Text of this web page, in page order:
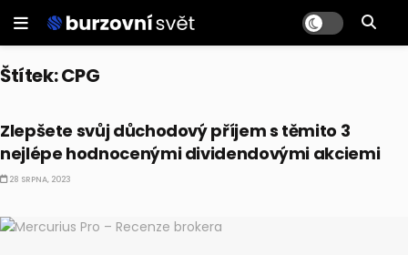
Štítek:CPG
Zlepšete svůj důchodový příjem s těmito 3
nejlépe hodnocenými dividendovými akciemi
28 SRPNA, 2023